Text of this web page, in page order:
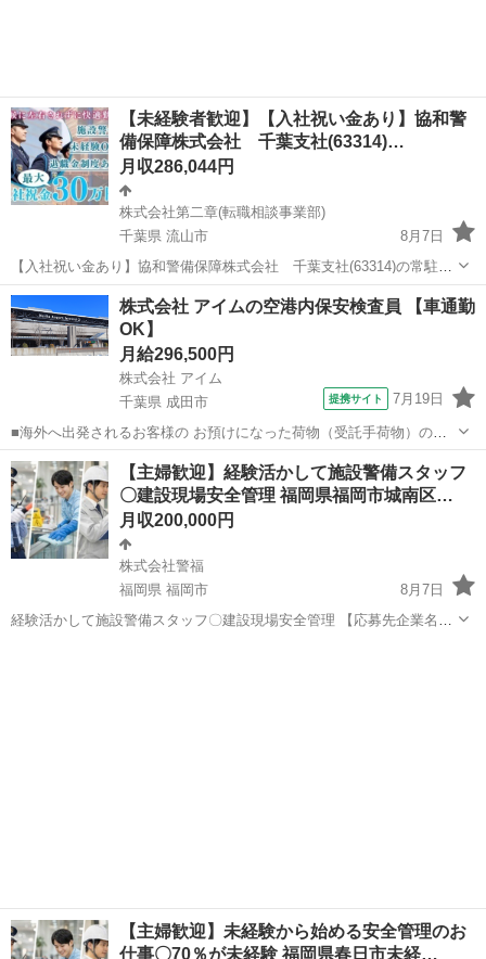
【未経験者歓迎】【入社祝い金あり】協和警
備保障株式会社 千葉支社(63314)…
月収286,044円
株式会社第二章(転職相談事業部)
千葉県 流山市
8月7日
【入社祝い金あり】協和警備保障株式会社 千葉支社(63314)の常駐施
設警備の正社員 - 江戸川台駅 【応募先企業名】株式会社第二章(転職相
談事業部) 【雇用形態】正社員【人材紹介】 【職種】警備員・警備関
連 【応募資格】...
千葉 流山市 警備員
株式会社 アイムの空港内保安検査員 【車通勤
OK】
月給296,500円
株式会社 アイム
千葉県 成田市
提携サイト 7月19日
■海外へ出発されるお客様の お預けになった荷物（受託手荷物）の検
査業務。 出発旅客の手荷物や輸出貨物の内容を X線監視モニターを通
して、 危険物となるものが入っていないか 検査します。 検査で確認
が必要となった場合は、 ...
千葉 成田市 警備員
【主婦歓迎】経験活かして施設警備スタッフ
〇建設現場安全管理 福岡県福岡市城南区…
月収200,000円
株式会社警福
福岡県 福岡市
8月7日
経験活かして施設警備スタッフ〇建設現場安全管理 【応募先企業名】
【主婦歓迎】未経験から始める安全管理のお
仕事〇70％が未経験 福岡県春日市未経…